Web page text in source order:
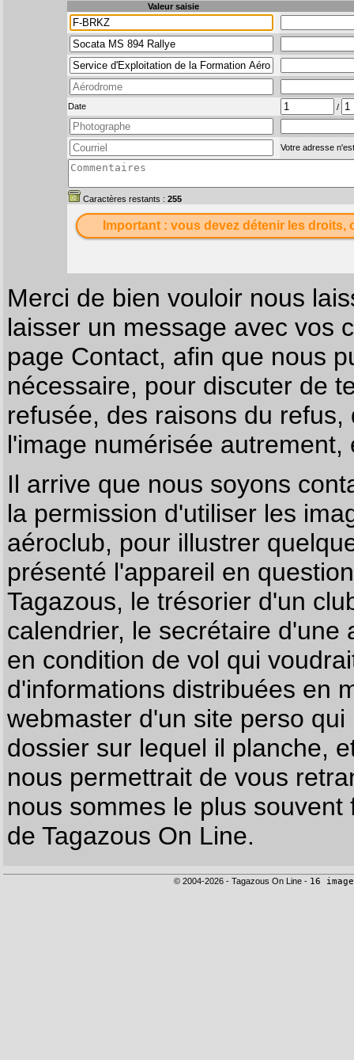
Valeur saisie
Date /
Votre adresse
Caractères restants : 255
Important : vous devez détenir les
Merci de bien vouloir nous
laisser un message avec vos
page Contact, afin que nous
nécessaire, pour discuter de
refusée, des raisons du
l'image numérisée autrement,
Il arrive que nous soyons
la permission d'utiliser les
aéroclub, pour illustrer
présenté l'appareil en
Tagazous, le trésorier d'un
calendrier, le secrétaire
en condition de vol qui
d'informations distribuées en
webmaster d'un site perso
dossier sur lequel il planche,
nous permettrait de vous
nous sommes le plus
de Tagazous On Line.
© 2004-2026 - Tagazous On Line - 16